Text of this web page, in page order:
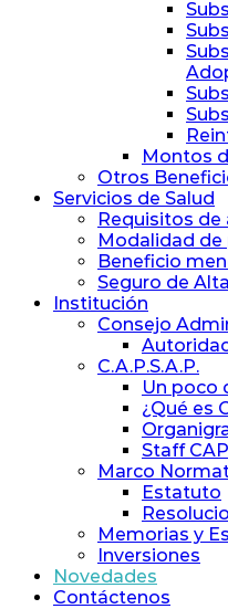
Montos
Otros
Servicios de Salud
Requisitos de
Modalidad de
Beneficio
Seguro de
Institución
Consejo
C.A.P.S.A.P.
Un poco
¿Qué es
Staff
Marco
Estatuto
Memorias y
Inversiones
Novedades
Contáctenos